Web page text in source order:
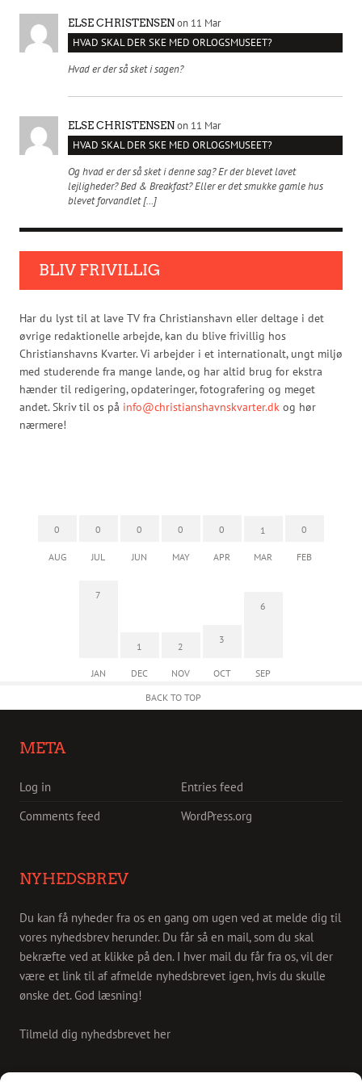
ELSE CHRISTENSEN on 11 Mar
HVAD SKAL DER SKE MED ORLOGSMUSEET?
Hvad er der så sket i sagen?
ELSE CHRISTENSEN on 11 Mar
HVAD SKAL DER SKE MED ORLOGSMUSEET?
Og hvad er der så sket i denne sag? Er der blevet lavet
lejligheder? Bed & Breakfast? Eller er det smukke gamle hus
blevet forvandlet […]
BLIV FRIVILLIG
Har du lyst til at lave TV fra Christianshavn eller deltage i det
øvrige redaktionelle arbejde, kan du blive frivillig hos
Christianshavns Kvarter. Vi arbejder i et internationalt, ungt miljø
med studerende fra mange lande, og har altid brug for ekstra
hænder til redigering, opdateringer, fotografering og meget
andet. Skriv til os på info@christianshavnskvarter.dk og hør
nærmere!
0
AUG
0
JUL
0
JUN
0
MAY
0
APR
1
MAR
0
FEB
7
JAN
1
DEC
2
NOV
3
OCT
6
SEP
BACK TO TOP
META
Log in
Entries feed
Comments feed
WordPress.org
NYHEDSBREV
Du kan få nyheder fra os en gang om ugen ved at melde dig til
vores nyhedsbrev herunder. Du får så en mail, som du skal
bekræfte ved at klikke på den. I hver mail du får fra os, vil der
være et link til af afmelde nyhedsbrevet igen, hvis du skulle
ønske det. God læsning!
Tilmeld dig nyhedsbrevet her